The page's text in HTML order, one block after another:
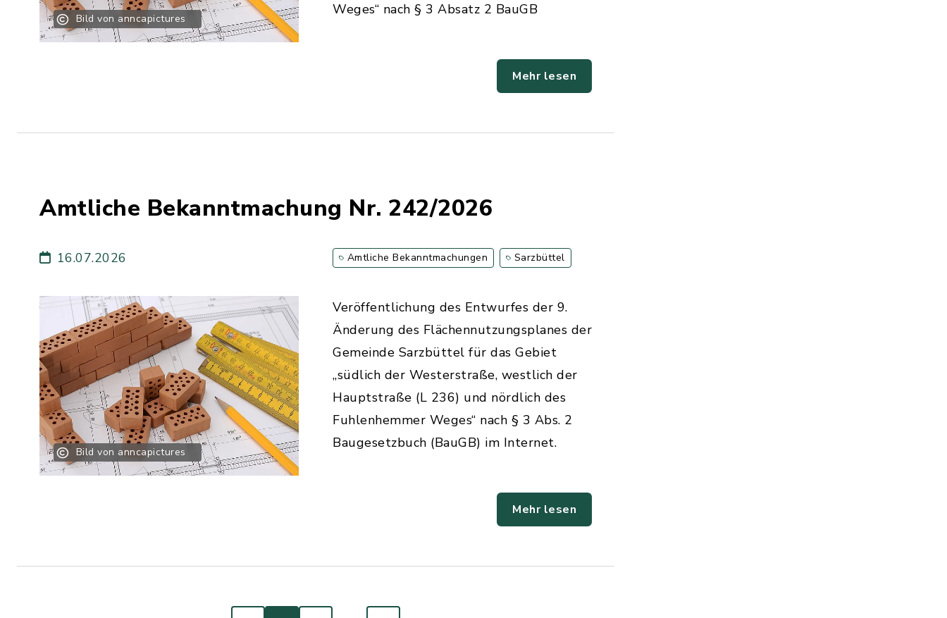
Bild von anncapictures
Weges“ nach § 3 Absatz 2 BauGB
Mehr lesen
Amtliche Bekanntmachung Nr. 242/2026
16.07.2026 Amtliche Bekanntmachungen Sarzbüttel
Bild von anncapictures
Veröffentlichung des Entwurfes der 9.
Änderung des Flächennutzungsplanes der
Gemeinde Sarzbüttel für das Gebiet
„südlich der Westerstraße, westlich der
Hauptstraße (L 236) und nördlich des
Fuhlenhemmer Weges“ nach § 3 Abs. 2
Baugesetzbuch (BauGB) im Internet.
Mehr lesen